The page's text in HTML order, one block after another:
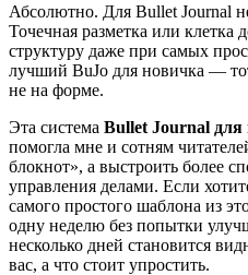
Абсолютно. Для Bullet Journal
Точечная разметка или клетка
структуру даже при самых
лучший BuJo для новичка —
не на форме.
Эта система Bullet Journal для
помогла мне и сотням
блокнот», а выстроить более
управления делами. Если
самого простого шаблона из
одну неделю без попытки
несколько дней становится
вас, а что стоит упростить.